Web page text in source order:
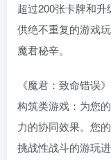
超过200张卡牌和
供绝不重复的游戏
魔君秘辛。
《魔君：致命错误
构筑类游戏：为您
力的协同效果。您
挑战性战斗的游玩